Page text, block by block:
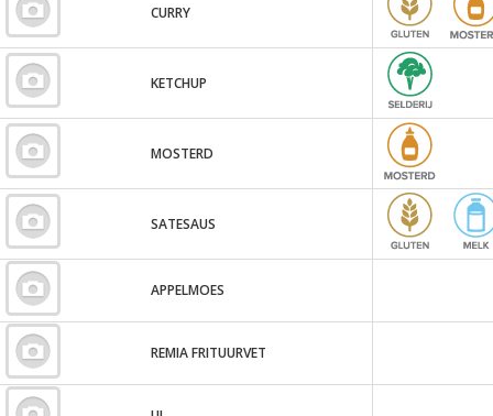
CURRY
KETCHUP
MOSTERD
SATESAUS
APPELMOES
REMIA FRITUURVET